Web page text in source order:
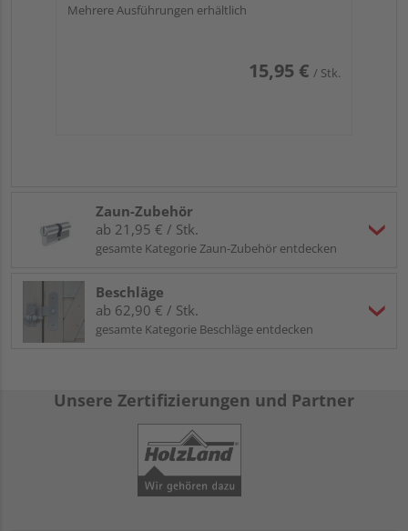
Mehrere Ausführungen erhältlich
15,95 € / Stk.
Zaun-Zubehör
ab 21,95 € / Stk.
gesamte Kategorie Zaun-Zubehör entdecken
Beschläge
ab 62,90 € / Stk.
gesamte Kategorie Beschläge entdecken
Unsere Zertifizierungen und Partner